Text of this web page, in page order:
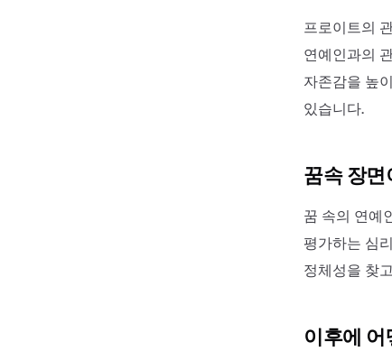
프로이트의
연예인과의
자존감을 높
있습니다.
꿈속 장면
꿈 속의 연예
평가하는 심
정체성을 찾
이후에